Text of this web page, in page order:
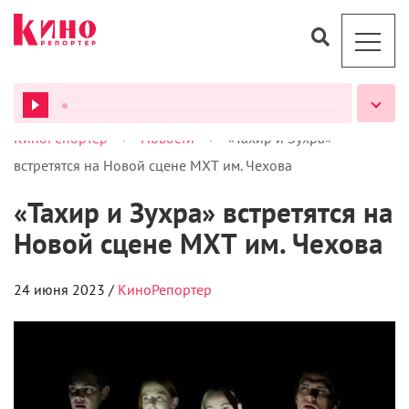
ВСЕ ПОДКАСТЫ
КиноРепортер > Новости >
«Тахир и Зухра»
встретятся на Новой сцене МХТ им. Чехова
«Тахир и Зухра» встретятся на
Новой сцене МХТ им. Чехова
24 июня 2023 / КиноРепортер